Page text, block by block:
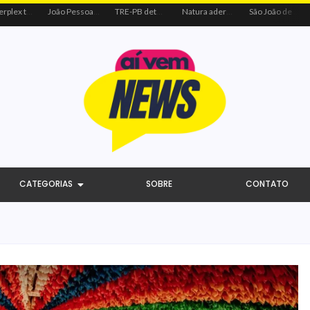
Centerplex traz o combo mais aguardado dos oceanos para estreia de Moana TRE-PB determina remoção de vídeo de Cícero por uso indevido de programa público Natura adere à coalizão do Código de Defesa e Inclusão do Consumidor Negro
CATEGORIAS SOBRE CONTATO